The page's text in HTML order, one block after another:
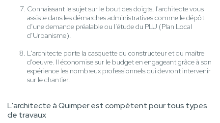
Connaissant le sujet sur le bout des doigts, l'architecte vous
assiste dans les démarches administratives comme le dépôt
d’une demande préalable ou l’étude du PLU (Plan Local
d’Urbanisme).
L'architecte porte la casquette du constructeur et du maître
d'oeuvre. Il économise sur le budget en engageant grâce à son
expérience les nombreux professionnels qui devront intervenir
sur le chantier.
L'architecte à Quimper est compétent pour tous types
de travaux